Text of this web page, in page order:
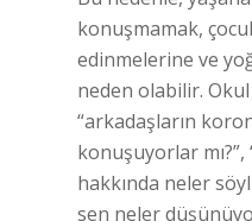
konuşmamak,
edinmelerine ve
neden olabilir. Okul
“arkadaşların
konuşuyorlar
hakkında neler
sen neler